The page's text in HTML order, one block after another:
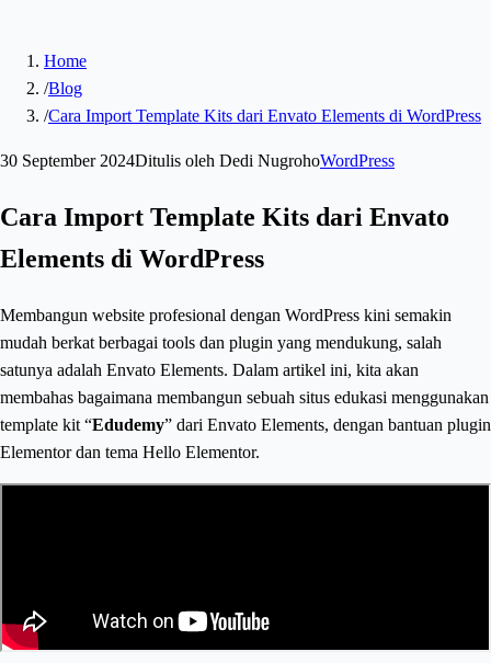
Home
/Blog
/Cara Import Template Kits dari Envato Elements di WordPress
30 September 2024Ditulis oleh Dedi NugrohoWordPress
Cara Import Template Kits dari Envato
Elements di WordPress
Membangun website profesional dengan WordPress kini semakin
mudah berkat berbagai tools dan plugin yang mendukung, salah
satunya adalah Envato Elements. Dalam artikel ini, kita akan
membahas bagaimana membangun sebuah situs edukasi menggunakan
template kit “Edudemy” dari Envato Elements, dengan bantuan plugin
Elementor dan tema Hello Elementor.